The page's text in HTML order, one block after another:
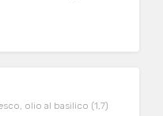
olio al basilico (1,7)